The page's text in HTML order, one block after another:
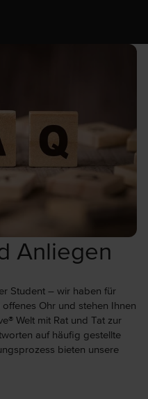
Anliegen
Student – wir haben für
Ohr und stehen Ihnen
Welt mit Rat und Tat zur
auf häufig gestellte
bieten unsere